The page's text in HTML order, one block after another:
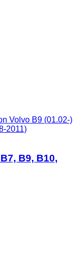
Volvo B9 (01.02-)
2011)
B9, B10,